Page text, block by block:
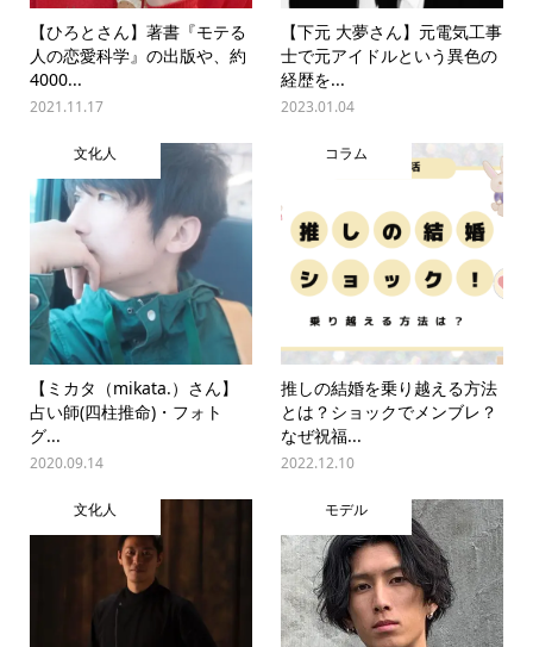
【ひろとさん】著書『モテる
人の恋愛科学』の出版や、約
4000...
2021.11.17
【下元 大夢さん】元電気工事
士で元アイドルという異色の
経歴を...
2023.01.04
文化人
【ミカタ（mikata.）さん】
占い師(四柱推命)・フォト
グ...
2020.09.14
コラム
推しの結婚を乗り越える方法
とは？ショックでメンブレ？
なぜ祝福...
2022.12.10
文化人 モデル